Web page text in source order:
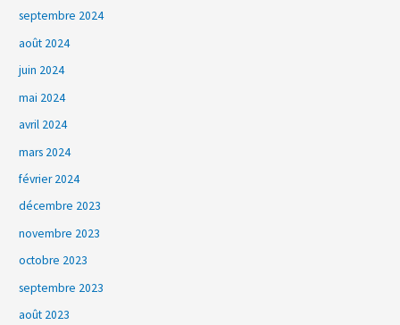
septembre 2024
août 2024
juin 2024
mai 2024
avril 2024
mars 2024
février 2024
décembre 2023
novembre 2023
octobre 2023
septembre 2023
août 2023